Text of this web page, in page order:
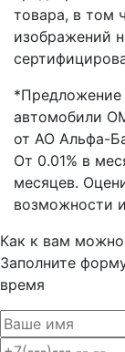
товара, в том
изображений
*Предложение
автомобили
от АО Альфа-
От 0.01% в
месяцев.
возможности
Как к вам
Заполните
время